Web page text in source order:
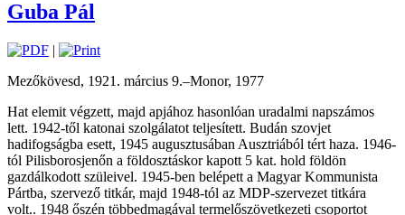
Guba Pál
|
Mezőkövesd, 1921. március 9.–Monor, 1977
Hat elemit végzett, majd apjához hasonlóan uradalmi napszámos
lett. 1942-től katonai szolgálatot teljesített. Budán szovjet
hadifogságba esett, 1945 augusztusában Ausztriából tért haza. 1946-
tól Pilisborosjenőn a földosztáskor kapott 5 kat. hold földön
gazdálkodott szüleivel. 1945-ben belépett a Magyar Kommunista
Pártba, szervező titkár, majd 1948-tól az MDP-szervezet titkára
volt.. 1948 őszén többedmagával termelőszövetkezeti csoportot